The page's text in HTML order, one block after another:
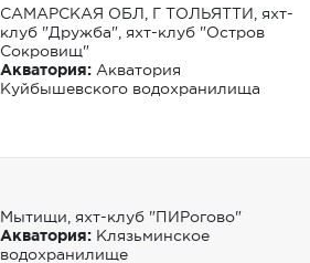
САМАРСКАЯ ОБЛ, Г ТОЛЬЯТТИ, яхт-
клуб "Дружба", яхт-клуб "Остров
Сокровищ"
Акватория: Акватория
Куйбышевского водохранилища
Мытищи, яхт-клуб "ПИРогово"
Акватория: Клязьминское
водохранилище